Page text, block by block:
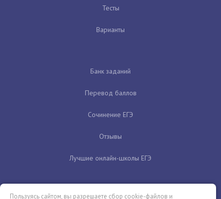
Тесты
Варианты
Банк заданий
Перевод баллов
Сочинение ЕГЭ
Отзывы
Лучшие онлайн-школы ЕГЭ
Пользуясь сайтом, вы разрешаете сбор cookie-файлов и